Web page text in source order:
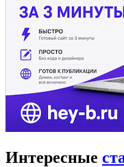
Интересные